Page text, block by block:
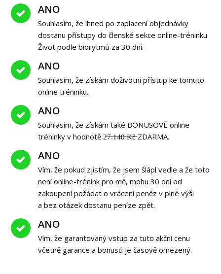
ANO
Souhlasím, že ihned po zaplacení objednávky
dostanu přístupy do členské sekce online-tréninku
Život podle biorytmů za 30 dní.
ANO
Souhlasím, že získám doživotní přístup ke tomuto
online tréninku.
ANO
Souhlasím, že získám také BONUSOVÉ online
tréninky v hodnotě 2̶7̶.̶1̶4̶0̶ ̶K̶č̶ ZDARMA.
ANO
Vím, že pokud zjistím, že jsem šlápl vedle a že toto
není online-trénink pro mě, mohu 30 dní od
zakoupení požádat o vrácení peněz v plné výši
a bez otázek dostanu peníze zpět.
ANO
Vím, že garantovaný vstup za tuto akční cenu
včetně garance a bonusů je časově omezený.